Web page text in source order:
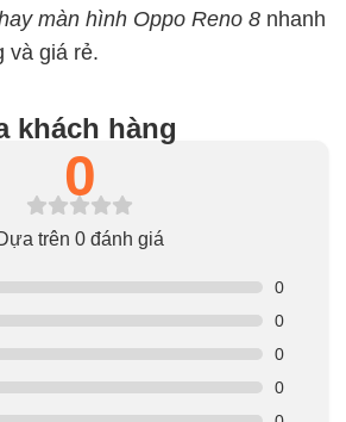
màn hình Oppo Reno 8 nhanh
và giá rẻ.
khách hàng
0
trên 0 đánh giá
0
0
0
0